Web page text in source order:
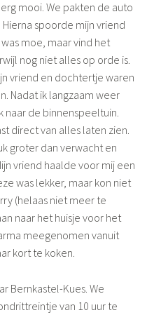
mooi. We pakten de auto
spoorde mijn vriend
moe, maar vind het
nog niet alles op orde is.
vriend en dochtertje waren
Nadat ik langzaam weer
de binnenspeeltuin.
direct van alles laten zien.
groter dan verwacht en
vriend haalde voor mij een
was lekker, maar kon niet
(helaas niet meer te
naar het huisje voor het
meegenomen vanuit
kort te koken.
Bernkastel-Kues. We
van 10 uur te